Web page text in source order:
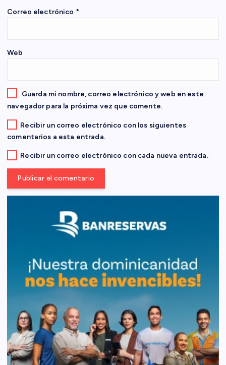
t
a
d
a
s
Correo electrónico *
Web
Guarda mi nombre, correo electrónico y web en este
navegador para la próxima vez que comente.
Recibir un correo electrónico con los siguientes
comentarios a esta entrada.
Recibir un correo electrónico con cada nueva entrada.